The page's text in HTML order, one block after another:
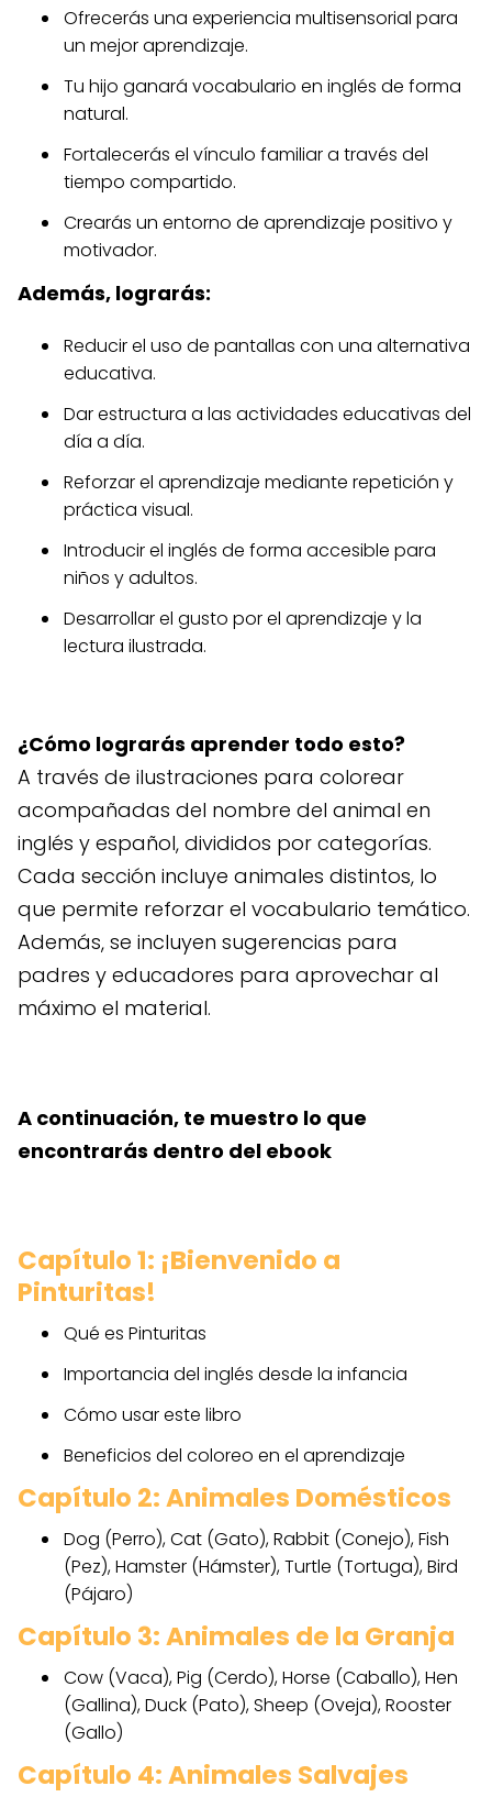
Ofrecerás una experiencia multisensorial para
un mejor aprendizaje.
Tu hijo ganará vocabulario en inglés de forma
natural.
Fortalecerás el vínculo familiar a través del
tiempo compartido.
Crearás un entorno de aprendizaje positivo y
motivador.
Además, lograrás:
Reducir el uso de pantallas con una alternativa
educativa.
Dar estructura a las actividades educativas del
día a día.
Reforzar el aprendizaje mediante repetición y
práctica visual.
Introducir el inglés de forma accesible para
niños y adultos.
Desarrollar el gusto por el aprendizaje y la
lectura ilustrada.
¿Cómo lograrás aprender todo esto?
A través de ilustraciones para colorear
acompañadas del nombre del animal en
inglés y español, divididos por categorías.
Cada sección incluye animales distintos, lo
que permite reforzar el vocabulario temático.
Además, se incluyen sugerencias para
padres y educadores para aprovechar al
máximo el material.
A continuación, te muestro lo que
encontrarás dentro del ebook
Capítulo 1: ¡Bienvenido a
Pinturitas!
Qué es Pinturitas
Importancia del inglés desde la infancia
Cómo usar este libro
Beneficios del coloreo en el aprendizaje
Capítulo 2: Animales Domésticos
Dog (Perro), Cat (Gato), Rabbit (Conejo), Fish
(Pez), Hamster (Hámster), Turtle (Tortuga), Bird
(Pájaro)
Capítulo 3: Animales de la Granja
Cow (Vaca), Pig (Cerdo), Horse (Caballo), Hen
(Gallina), Duck (Pato), Sheep (Oveja), Rooster
(Gallo)
Capítulo 4: Animales Salvajes